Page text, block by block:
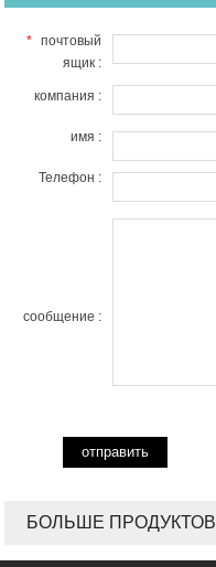
* почтовый
ящик :
компания :
имя :
Телефон :
сообщение :
БОЛЬШЕ ПРОДУКТОВ